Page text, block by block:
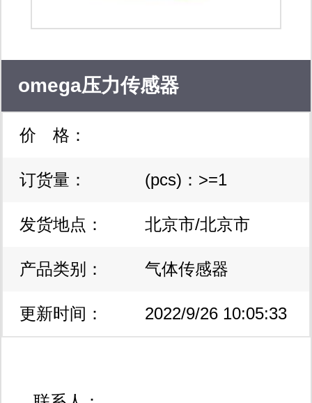
omega压力传感器
价 格：
订货量： (pcs)：>=1
发货地点： 北京市/北京市
产品类别： 气体传感器
更新时间： 2022/9/26 10:05:33